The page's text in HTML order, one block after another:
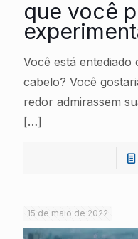
que você
Você está
cabelo? Você
redor admirassem
[…]
15 de maio de 2022